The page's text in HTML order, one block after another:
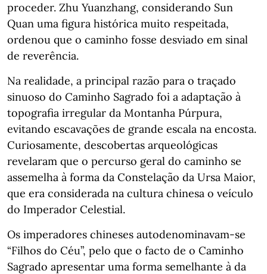
proceder. Zhu Yuanzhang, considerando Sun
Quan uma figura histórica muito respeitada,
ordenou que o caminho fosse desviado em sinal
de reverência.
Na realidade, a principal razão para o traçado
sinuoso do Caminho Sagrado foi a adaptação à
topografia irregular da Montanha Púrpura,
evitando escavações de grande escala na encosta.
Curiosamente, descobertas arqueológicas
revelaram que o percurso geral do caminho se
assemelha à forma da Constelação da Ursa Maior,
que era considerada na cultura chinesa o veículo
do Imperador Celestial.
Os imperadores chineses autodenominavam-se
“Filhos do Céu”, pelo que o facto de o Caminho
Sagrado apresentar uma forma semelhante à da